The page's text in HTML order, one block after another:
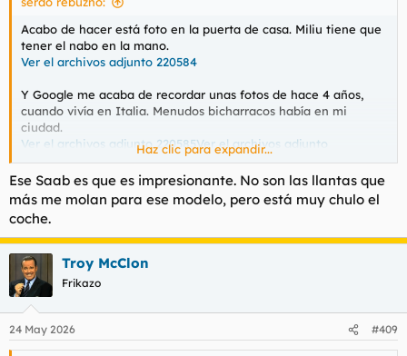
Acabo de hacer está foto en la puerta de casa. Miliu tiene que
tener el nabo en la mano.
Ver el archivos adjunto 220584
Y Google me acaba de recordar unas fotos de hace 4 años,
cuando vivía en Italia. Menudos bicharracos había en mi
ciudad.
Ver el archivos adjunto 220585Ver el archivos adjunto
220587Ver el archivos adjunto 220586
Haz clic para expandir...
Ese Saab es que es impresionante. No son las llantas que
más me molan para ese modelo, pero está muy chulo el
coche.
Troy McClon
Frikazo
24 May 2026 #409